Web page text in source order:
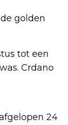
golden
tot een
Crdano
24